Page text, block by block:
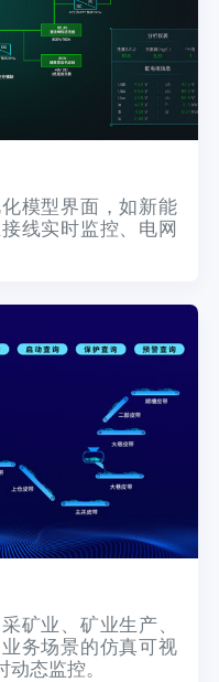
模型界面，如新能
线实时监控、电网
矿业、矿业生产、
务场景的仿真可视
态监控。